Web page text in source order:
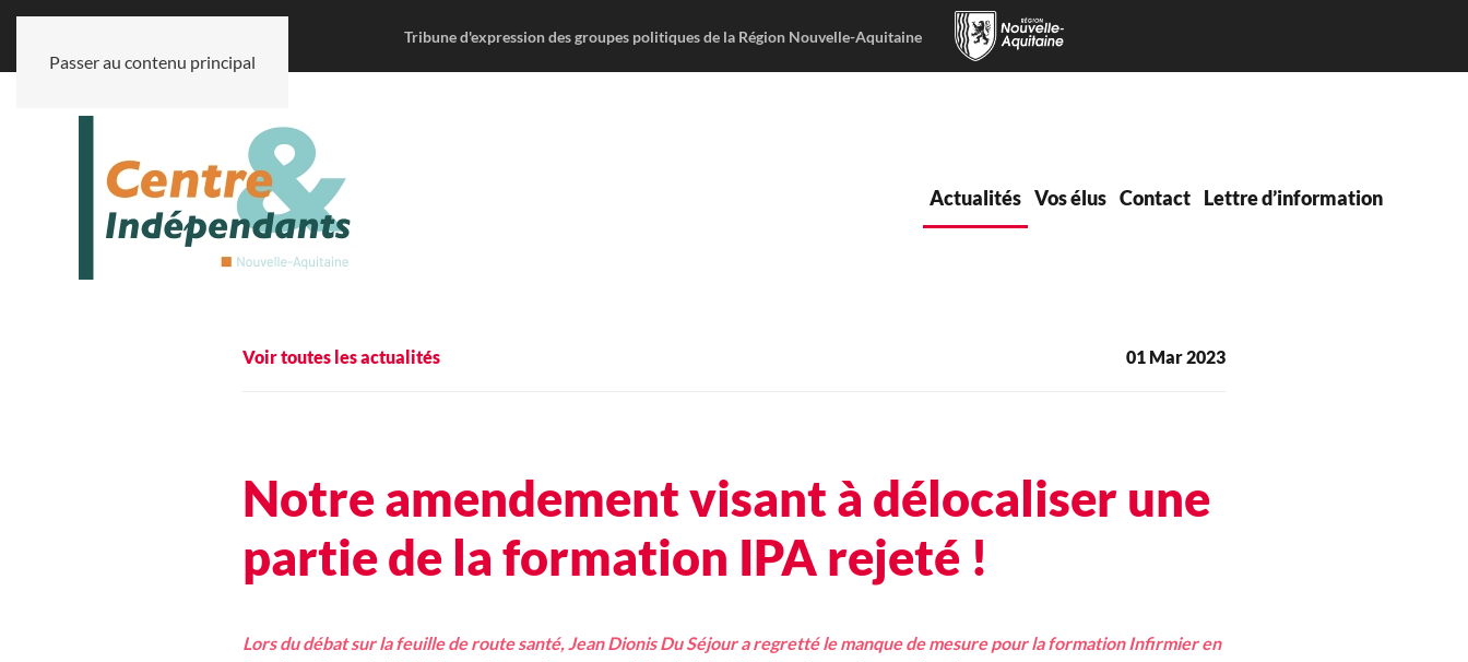
Passer au contenu principal
Tribune d'expression des groupes politiques de la Région Nouvelle-Aquitaine
Actualités Vos élus Contact Lettre d’information
Voir toutes les actualités 01 Mar 2023
Notre amendement visant à délocaliser une
partie de la formation IPA rejeté !
Lors du débat sur la feuille de route santé, Jean Dionis Du Séjour a regretté le manque de mesure pour la formation Infirmier en